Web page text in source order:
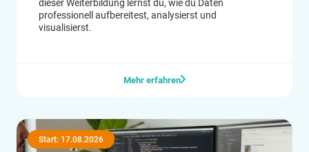
dieser Weiterbildung lernst du, wie du Daten
professionell aufbereitest, analysierst und
visualisierst.
Mehr erfahren
Start: 17.08.2026